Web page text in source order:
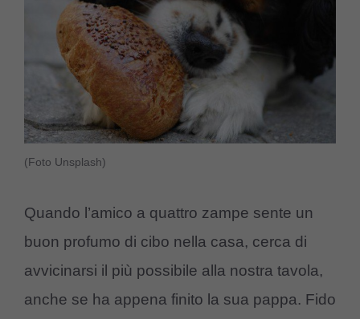
(Foto Unsplash)
Quando l’amico a quattro zampe sente un
buon profumo di cibo nella casa, cerca di
avvicinarsi il più possibile alla nostra tavola,
anche se ha appena finito la sua pappa. Fido